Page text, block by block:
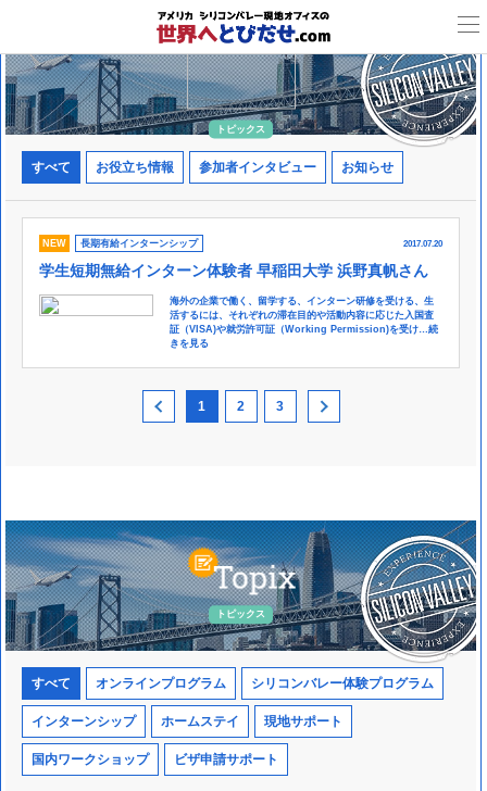
トピックス
すべて お役立ち情報 参加者インタビュー お知らせ
2017.07.20
NEW 長期有給インターンシップ
学生短期無給インターン体験者 早稲田大学 浜野真帆さん
海外の企業で働く、留学する、インターン研修を受ける、生
活するには、それぞれの滞在目的や活動内容に応じた入国査
証（VISA)や就労許可証（Working Permission)を受け…続
きを見る
1 2 3
トピックス
すべて オンラインプログラム シリコンバレー体験プログラム
インターンシップ ホームステイ 現地サポート
国内ワークショップ ビザ申請サポート